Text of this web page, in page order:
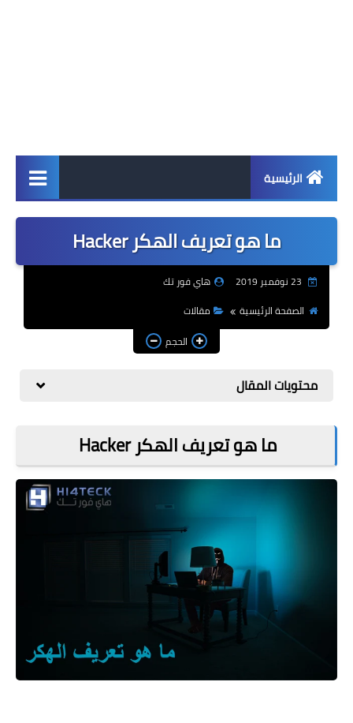
الرئيسية
اخبار
ابل
ويندوز
مراجعات
الربح من الانترنت
ذكاء اصطناعي
ما هو تعريف الهكر Hacker
هاي فور تك
الصفحة الرئيسية
مقالات
الحجم
محتويات المقال
ما هو تعريف الهكر Hacker